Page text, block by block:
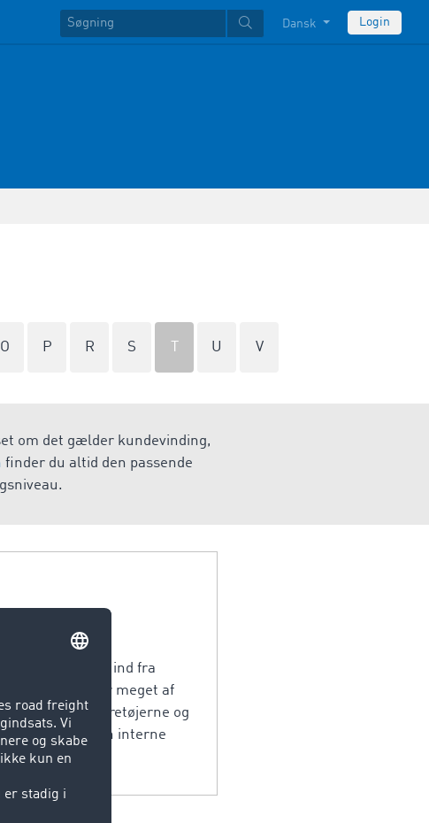
Dansk Login
O P R S U V
om det gælder kundevinding,
finder du altid den passende
som kommer ind fra
tid se hvor meget af
GPS'en i køretøjerne og
kan hjælpe den interne